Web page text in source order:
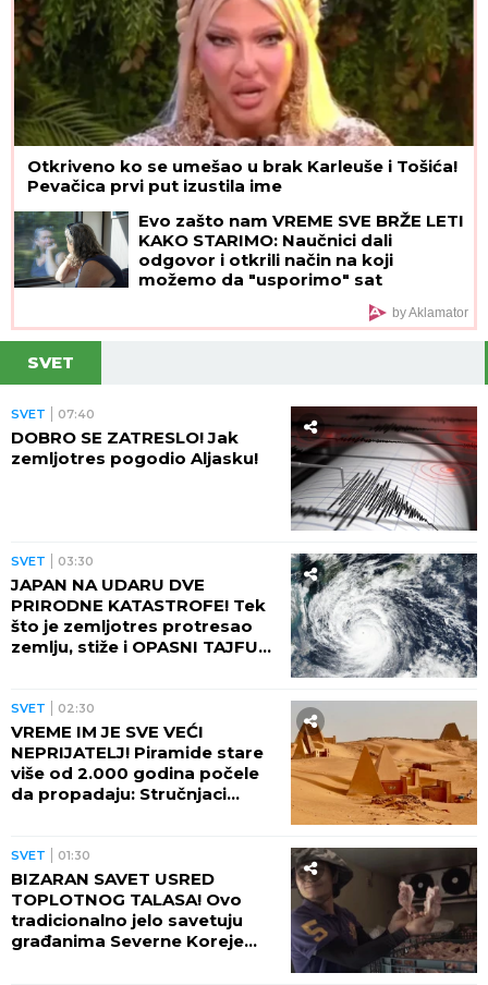
Otkriveno ko se umešao u brak Karleuše i Tošića!
Pevačica prvi put izustila ime
Evo zašto nam VREME SVE BRŽE LETI
KAKO STARIMO: Naučnici dali
odgovor i otkrili način na koji
možemo da "usporimo" sat
by Aklamator
SVET
SVET 07:40
DOBRO SE ZATRESLO! Jak
zemljotres pogodio Aljasku!
SVET 03:30
JAPAN NA UDARU DVE
PRIRODNE KATASTROFE! Tek
što je zemljotres protresao
zemlju, stiže i OPASNI TAJFUN:
SVET 02:30
VREME IM JE SVE VEĆI
NEPRIJATELJ! Piramide stare
više od 2.000 godina počele
da propadaju: Stručnjaci
SVET 01:30
BIZARAN SAVET USRED
TOPLOTNOG TALASA! Ovo
tradicionalno jelo savetuju
građanima Severne Koreje